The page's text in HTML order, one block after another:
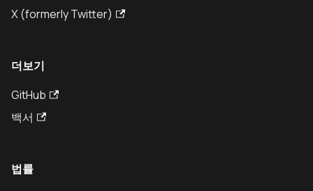
X (formerly Twitter)
더보기
GitHub
백서
법률